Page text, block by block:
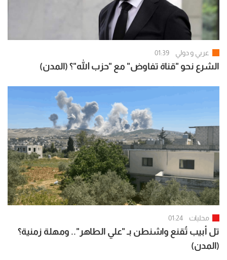
عربي و دولي 01:39
الشرع نحو "قناة تفاوض" مع "حزب الله"؟ (المدن)
محليات 01:24
تل أبيب تُقنع واشنطن بـ "علي الطاهر".. ومهلة زمنية؟
(المدن)